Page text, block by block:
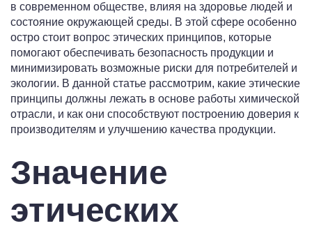
в современном обществе, влияя на здоровье людей и
состояние окружающей среды. В этой сфере особенно
остро стоит вопрос этических принципов, которые
помогают обеспечивать безопасность продукции и
минимизировать возможные риски для потребителей и
экологии. В данной статье рассмотрим, какие этические
принципы должны лежать в основе работы химической
отрасли, и как они способствуют построению доверия к
производителям и улучшению качества продукции.
Значение
этических